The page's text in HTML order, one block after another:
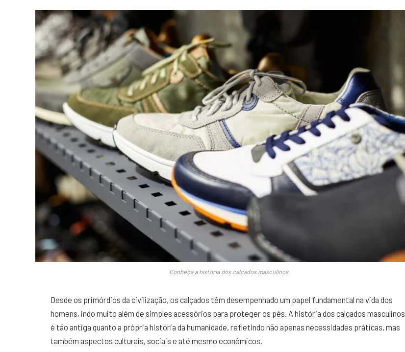
Conheça a história dos calçados masculinos
Desde os primórdios da civilização, os calçados têm desempenhado um papel fundamental na vida dos
homens, indo muito além de simples acessórios para proteger os pés. A história dos calçados masculinos
é tão antiga quanto a própria história da humanidade, refletindo não apenas necessidades práticas, mas
também aspectos culturais, sociais e até mesmo econômicos.